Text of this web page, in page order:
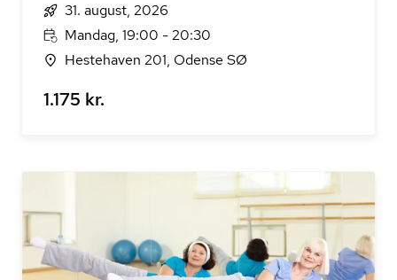
31. august, 2026
Mandag, 19:00 - 20:30
Hestehaven 201, Odense SØ
1.175 kr.